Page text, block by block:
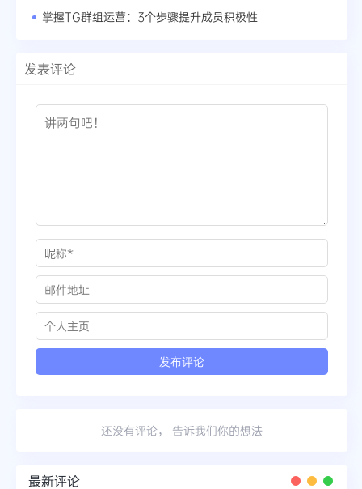
掌握TG群组运营：3个步骤提升成员积极性
发表评论
还没有评论， 告诉我们你的想法
最新评论